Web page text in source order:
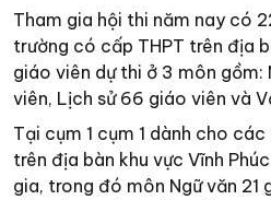
Tham gia hội thi năm nay có
trường có cấp THPT trên địa
giáo viên dự thi ở 3 môn gồm:
viên, Lịch sử 66 giáo viên và
Tại cụm 1 cụm 1 dành cho
trên địa bàn khu vực Vĩnh
gia, trong đó môn Ngữ văn 21